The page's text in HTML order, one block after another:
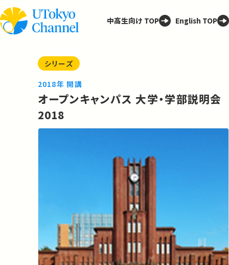
中高生向け TOP English TOP
シリーズ
2018年 開講
オープンキャンパス 大学・学部説明会
2018